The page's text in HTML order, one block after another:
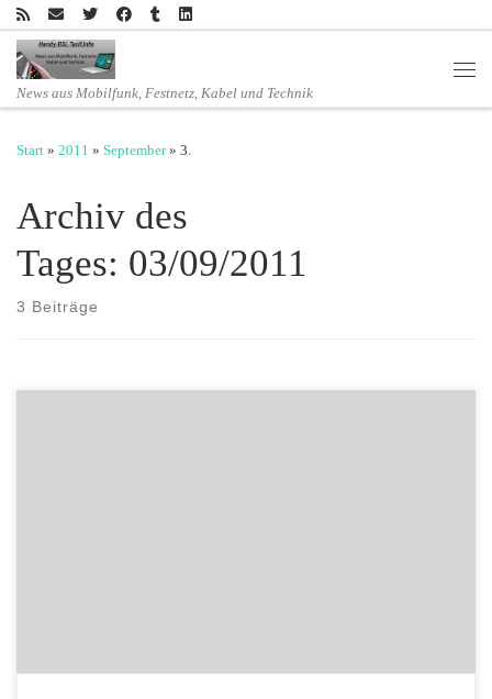
Zum Inhalt springen
News aus Mobilfunk, Festnetz, Kabel und Technik
Start » 2011 » September » 3.
Archiv des
Tages: 03/09/2011
3 Beiträge